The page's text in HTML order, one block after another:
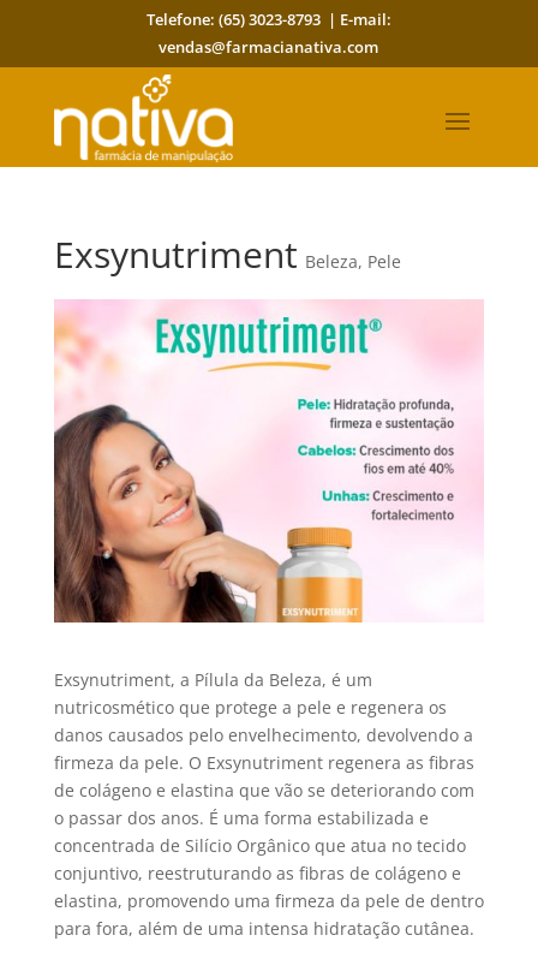
Telefone: (65) 3023-8793 | E-mail:
vendas@farmacianativa.com
Exsynutriment Beleza, Pele
Exsynutriment, a Pílula da Beleza, é um
nutricosmético que protege a pele e regenera os
danos causados pelo envelhecimento, devolvendo a
firmeza da pele. O Exsynutriment regenera as fibras
de colágeno e elastina que vão se deteriorando com
o passar dos anos. É uma forma estabilizada e
concentrada de Silício Orgânico que atua no tecido
conjuntivo, reestruturando as fibras de colágeno e
elastina, promovendo uma firmeza da pele de dentro
para fora, além de uma intensa hidratação cutânea.